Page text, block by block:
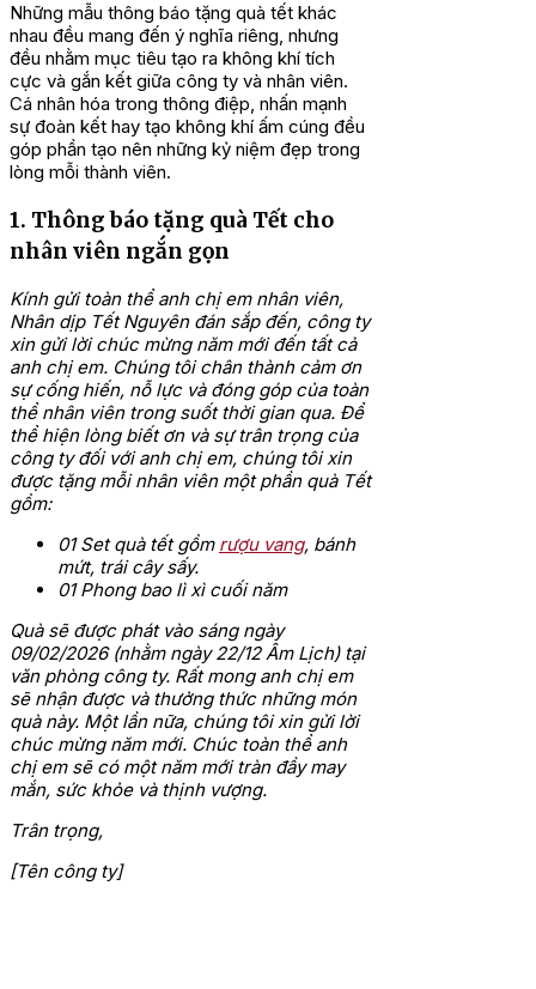
Những mẫu thông báo tặng quà tết khác
nhau đều mang đến ý nghĩa riêng, nhưng
đều nhằm mục tiêu tạo ra không khí tích
cực và gắn kết giữa công ty và nhân viên.
Cá nhân hóa trong thông điệp, nhấn mạnh
sự đoàn kết hay tạo không khí ấm cúng đều
góp phần tạo nên những kỷ niệm đẹp trong
lòng mỗi thành viên.
1. Thông báo tặng quà Tết cho
nhân viên ngắn gọn
Kính gửi toàn thể anh chị em nhân viên,
Nhân dịp Tết Nguyên đán sắp đến, công ty
xin gửi lời chúc mừng năm mới đến tất cả
anh chị em. Chúng tôi chân thành cảm ơn
sự cống hiến, nỗ lực và đóng góp của toàn
thể nhân viên trong suốt thời gian qua. Để
thể hiện lòng biết ơn và sự trân trọng của
công ty đối với anh chị em, chúng tôi xin
được tặng mỗi nhân viên một phần quà Tết
gồm:
01 Set quà tết gồm rượu vang, bánh
mứt, trái cây sấy.
01 Phong bao lì xì cuối năm
Quà sẽ được phát vào sáng ngày
09/02/2026 (nhằm ngày 22/12 Âm Lịch) tại
văn phòng công ty. Rất mong anh chị em
sẽ nhận được và thưởng thức những món
quà này. Một lần nữa, chúng tôi xin gửi lời
chúc mừng năm mới. Chúc toàn thể anh
chị em sẽ có một năm mới tràn đầy may
mắn, sức khỏe và thịnh vượng.
Trân trọng,
[Tên công ty]